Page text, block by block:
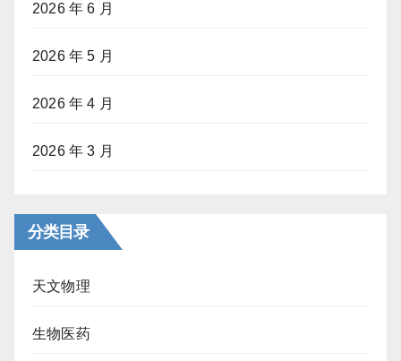
2026 年 6 月
2026 年 5 月
2026 年 4 月
2026 年 3 月
分类目录
天文物理
生物医药